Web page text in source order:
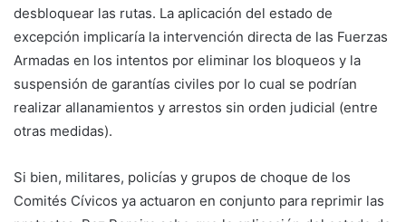
desbloquear las rutas. La aplicación del estado de
excepción implicaría la intervención directa de las Fuerzas
Armadas en los intentos por eliminar los bloqueos y la
suspensión de garantías civiles por lo cual se podrían
realizar allanamientos y arrestos sin orden judicial (entre
otras medidas).
Si bien, militares, policías y grupos de choque de los
Comités Cívicos ya actuaron en conjunto para reprimir las